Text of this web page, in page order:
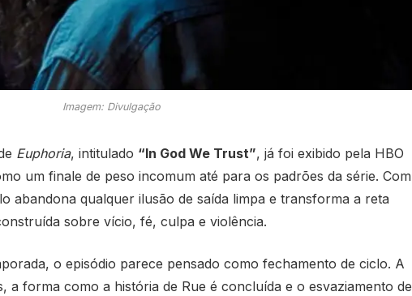
Imagem: Divulgação
Euphoria, intitulado “In God We Trust”, já foi exibido pela HBO
um finale de peso incomum até para os padrões da série. Com
abandona qualquer ilusão de saída limpa e transforma a reta
sobre vício, fé, culpa e violência.
o episódio parece pensado como fechamento de ciclo. A
a forma como a história de Rue é concluída e o esvaziamento de